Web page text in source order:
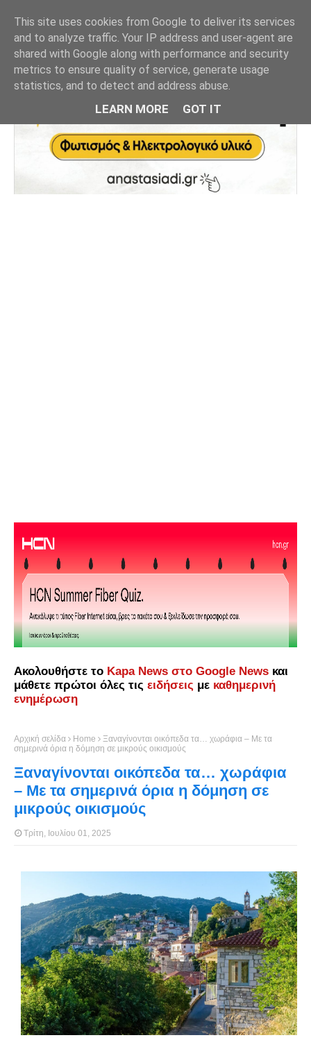
Ακολουθήστε το Kapa News στο Google News και
μάθετε πρώτοι όλες τις ειδήσεις με καθημερινή
ενημέρωση
Αρχική σελίδα Home
Ξαναγίνονται οικόπεδα τα… χωράφια – Με τα
σημερινά όρια η δόμηση σε μικρούς οικισμούς
Ξαναγίνονται οικόπεδα τα… χωράφια
– Με τα σημερινά όρια η δόμηση σε
μικρούς οικισμούς
Τρίτη, Ιουλίου 01, 2025
This site uses cookies from Google to deliver its services
and to analyze traffic. Your IP address and user-agent are
shared with Google along with performance and security
metrics to ensure quality of service, generate usage
statistics, and to detect and address abuse.
LEARN MORE GOT IT